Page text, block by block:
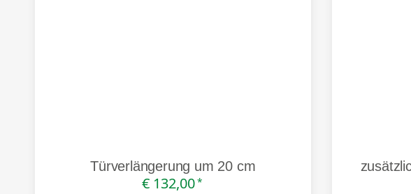
Türverlängerung um 20 cm
€ 132,00*